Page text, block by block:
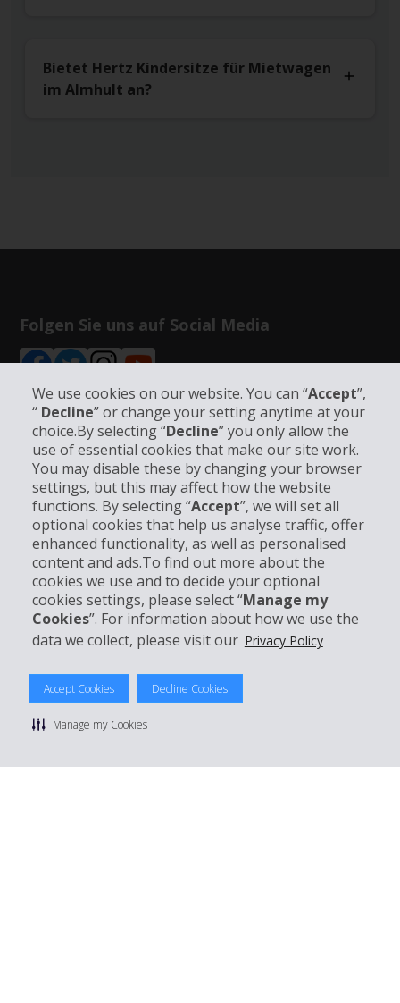
We use cookies on our website. You can “Accept”,
“ Decline” or change your setting anytime at your
choice.By selecting “Decline” you only allow the
use of essential cookies that make our site work.
You may disable these by changing your browser
settings, but this may affect how the website
functions. By selecting “Accept”, we will set all
optional cookies that help us analyse traffic, offer
enhanced functionality, as well as personalised
content and ads.To find out more about the
cookies we use and to decide your optional
cookies settings, please select “Manage my
Cookies”. For information about how we use the
data we collect, please visit our Privacy Policy
Accept Cookies Decline Cookies
Manage my Cookies
Bietet Hertz Kindersitze für Mietwagen
im Almhult an?
Folgen Sie uns auf Social Media
Unternehmensinformation
Partner
Kundenservice
Mieten bei Hertz
© 2026 The Hertz System, Inc.
Datenschutzrichtlinie | Nutzungsbedingungen
Sitemap Cookies verwalten